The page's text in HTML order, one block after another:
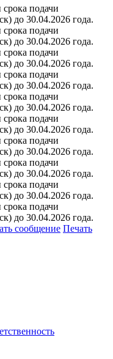
подачи
до 30.04.2026 года.
подачи
до 30.04.2026 года.
подачи
до 30.04.2026 года.
подачи
до 30.04.2026 года.
подачи
до 30.04.2026 года.
подачи
до 30.04.2026 года.
подачи
до 30.04.2026 года.
подачи
до 30.04.2026 года.
подачи
до 30.04.2026 года.
подачи
до 30.04.2026 года.
сообщение Печать